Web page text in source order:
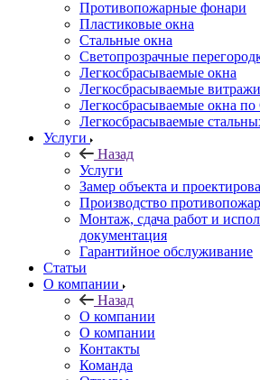
Противопожарные фонари
Пластиковые окна
Стальные окна
Светопрозрачные
Легкосбрасываемые окна
Легкосбрасываемые витражи
Легкосбрасываемые окна
Легкосбрасываемые
Услуги
Назад
Услуги
Замер объекта и
Производство
Монтаж, сдача работ и
документация
Гарантийное обслуживание
Статьи
О компании
Назад
О компании
О компании
Контакты
Команда